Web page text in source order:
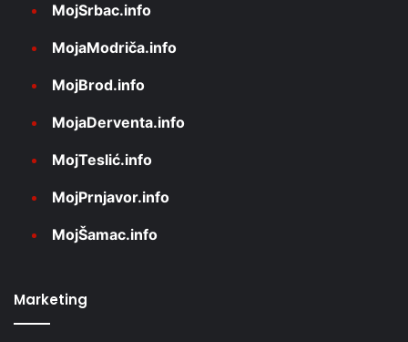
MojSrbac.info
MojaModriča.info
MojBrod.info
MojaDerventa.info
MojTeslić.info
MojPrnjavor.info
MojŠamac.info
Marketing